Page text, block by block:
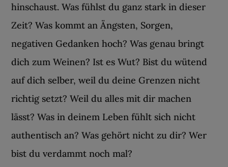
hinschaust. Was fühlst du ganz stark in dieser
Zeit? Was kommt an Ängsten, Sorgen,
negativen Gedanken hoch? Was genau bringt
dich zum Weinen? Ist es Wut? Bist du wütend
auf dich selber, weil du deine Grenzen nicht
richtig setzt? Weil du alles mit dir machen
lässt? Was in deinem Leben fühlt sich nicht
authentisch an? Was gehört nicht zu dir? Wer
bist du verdammt noch mal?